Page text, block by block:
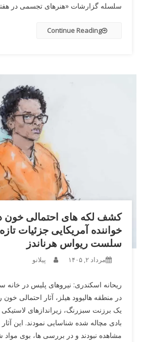
سلسله گزارشات «هنرهای تجسمی در
Continue Reading
کشف لکه های احتمالی خون
خواننده آمریکایی جزئیات
سلست ریواس هرناندز
مرداد ۲, ۱۴۰۵ پیلانو
ریحانه اسکندری: نیروهای پلیس در خانه
در منطقه هالیوود هیلز، آثار احتمالی
یک برزنت سبزرنگ، زیراندازهای
بادی مچاله شده شناسایی نمودند. این
مشاهده نبودند و در بررسی ها، بوی مواد